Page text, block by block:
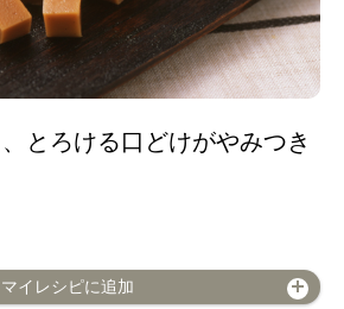
とろける口どけがやみつき
マイレシピに追加